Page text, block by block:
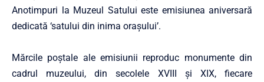
Anotimpuri la Muzeul Satului este emisiunea aniversară
dedicată ‘satului din inima orașului’.
Mărcile poștale ale emisiunii reproduc monumente din
cadrul muzeului, din secolele XVIII și XIX, fiecare